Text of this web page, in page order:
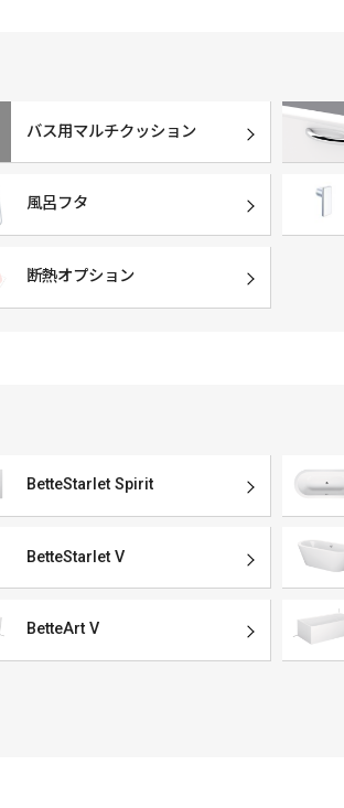
バス用マルチクッション
風呂フタ
断熱オプション
BetteStarlet Spirit
BetteStarlet V
BetteArt V